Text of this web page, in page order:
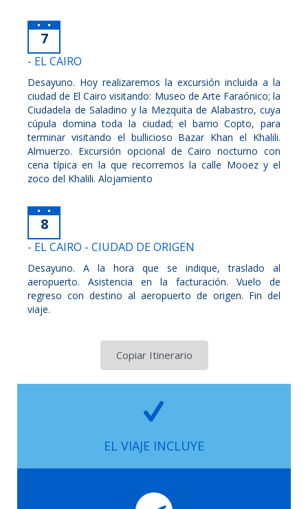
7
- EL CAIRO
Desayuno. Hoy realizaremos la excursión incluida a la
ciudad de El Cairo visitando: Museo de Arte Faraónico; la
Ciudadela de Saladino y la Mezquita de Alabastro, cuya
cúpula domina toda la ciudad; el barrio Copto, para
terminar visitando el bullicioso Bazar Khan el Khalili.
Almuerzo. Excursión opcional de Cairo nocturno con
cena típica en la que recorremos la calle Mooez y el
zoco del Khalili. Alojamiento
8
- EL CAIRO - CIUDAD DE ORIGEN
Desayuno. A la hora que se indique, traslado al
aeropuerto. Asistencia en la facturación. Vuelo de
regreso con destino al aeropuerto de origen. Fin del
viaje.
Copiar Itinerario
EL VIAJE INCLUYE